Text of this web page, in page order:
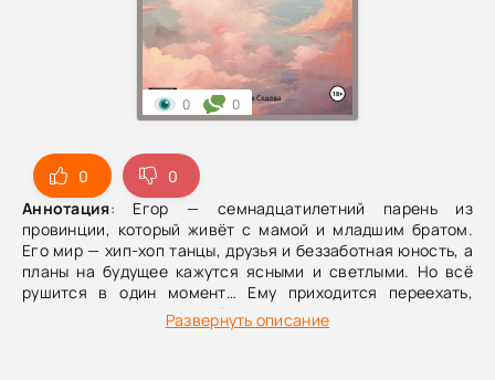
0
0
Аннотация: Егор — семнадцатилетний парень из
провинции, который живёт с мамой и младшим братом.
Его мир — хип-хоп танцы, друзья и беззаботная юность, а
планы на будущее кажутся ясными и светлыми. Но всё
рушится в один момент… Ему приходится переехать,
попрощаться с привычной жизнью, оставить мечты и тех,
кто был рядом. Впереди выпускной класс, чужая школа и
Развернуть описание
0 0